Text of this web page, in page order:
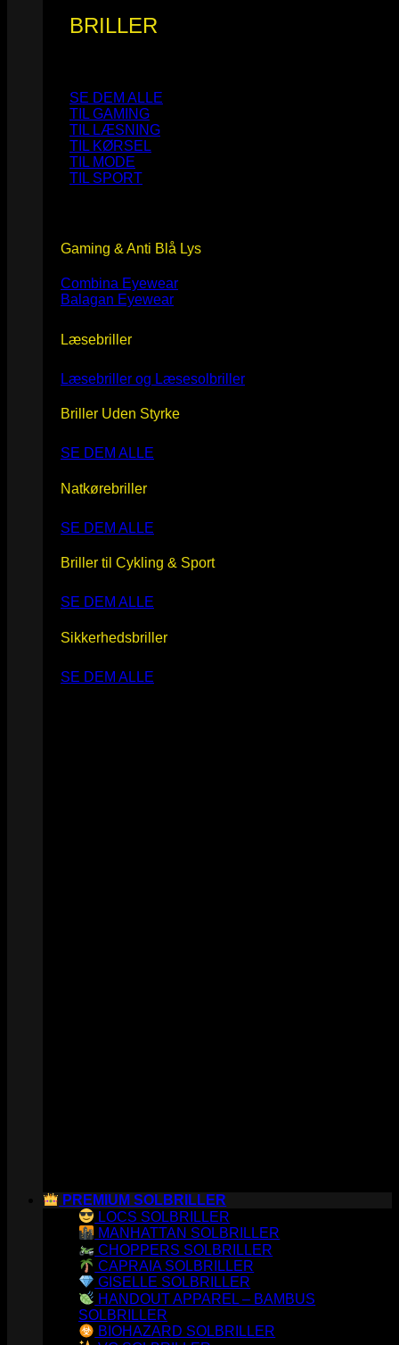
BRILLER
SE DEM ALLE
TIL GAMING
TIL LÆSNING
TIL KØRSEL
TIL MODE
TIL SPORT
Gaming & Anti Blå Lys
Combina Eyewear
Balagan Eyewear
Læsebriller
Læsebriller og Læsesolbriller
Briller Uden Styrke
SE DEM ALLE
Natkørebriller
SE DEM ALLE
Briller til Cykling & Sport
SE DEM ALLE
Sikkerhedsbriller
SE DEM ALLE
PREMIUM SOLBRILLER
LOCS SOLBRILLER
MANHATTAN SOLBRILLER
CHOPPERS SOLBRILLER
CAPRAIA SOLBRILLER
GISELLE SOLBRILLER
HANDOUT APPAREL – BAMBUS
SOLBRILLER
BIOHAZARD SOLBRILLER